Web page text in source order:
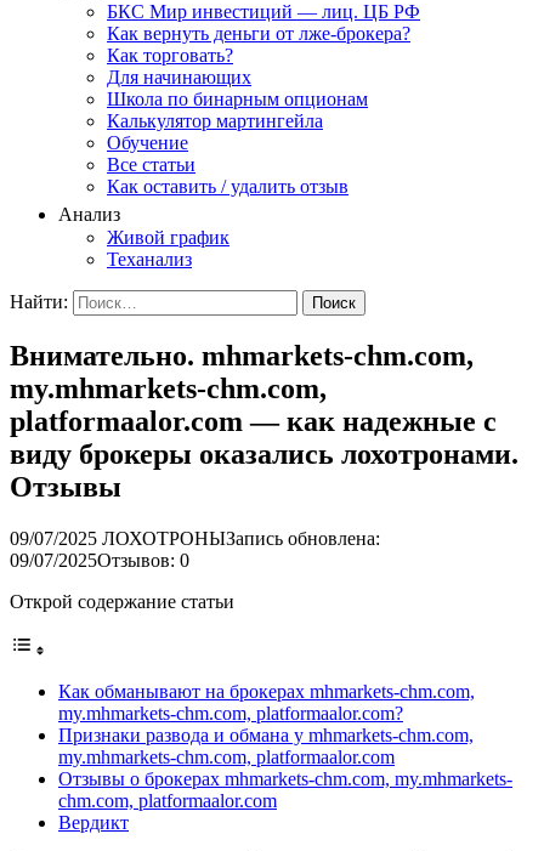
БКС Мир инвестиций — лиц. ЦБ РФ
Как вернуть деньги от лже-брокера?
Как торговать?
Для начинающих
Школа по бинарным опционам
Калькулятор мартингейла
Обучение
Все статьи
Как оставить / удалить отзыв
Анализ
Живой график
Теханализ
Найти:
Внимательно. mhmarkets-chm.com,
my.mhmarkets-chm.com,
platformaalor.com — как надежные с
виду брокеры оказались лохотронами.
Отзывы
09/07/2025 ЛОХОТРОНЫЗапись обновлена:
09/07/2025Отзывов: 0
Открой содержание статьи
Как обманывают на брокерах mhmarkets-chm.com,
my.mhmarkets-chm.com, platformaalor.com?
Признаки развода и обмана у mhmarkets-chm.com,
my.mhmarkets-chm.com, platformaalor.com
Отзывы о брокерах mhmarkets-chm.com, my.mhmarkets-
chm.com, platformaalor.com
Вердикт